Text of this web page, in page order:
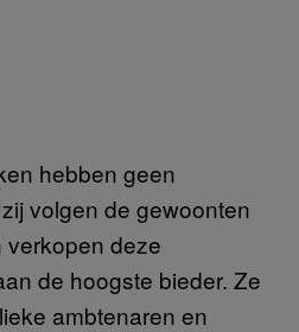
hebben geen
volgen de gewoonten
deze
de hoogste bieder. Ze
ambtenaren en